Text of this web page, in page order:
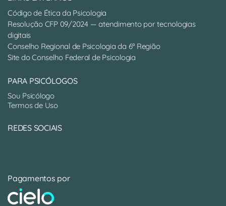
Código de Ética da Psicologia
Resolução CFP 09/2024 — atendimento por tecnologias
digitais
Conselho Regional de Psicologia da 6ª Região
Site do Conselho Federal de Psicologia
PARA PSICÓLOGOS
Sou Psicólogo
Termos de Uso
REDES SOCIAIS
Pagamentos por